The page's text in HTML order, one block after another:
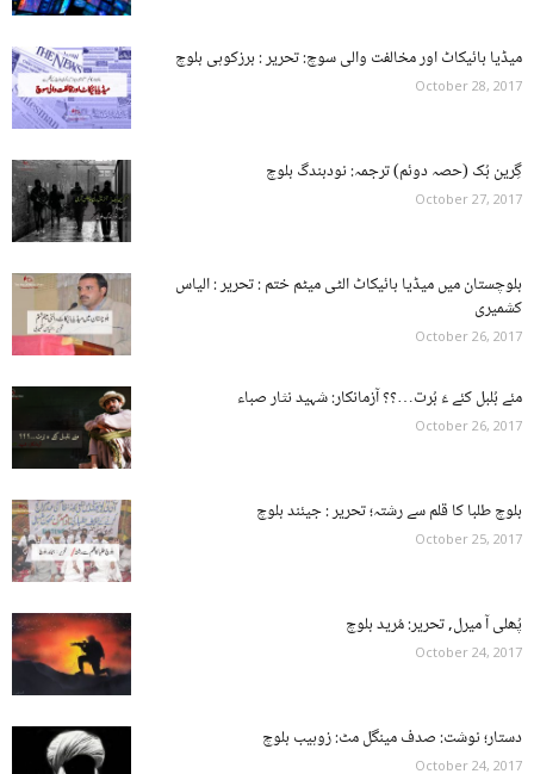
میڈیا بائیکاٹ اور مخالفت والی سوچ: تحریر : برزکوہی بلوچ
October 28, 2017
گِرین بُک (حصہ دوئم) ترجمہ: نودبندگ بلوچ
October 27, 2017
بلوچستان میں میڈیا بائیکاٹ الٹی میٹم ختم : تحریر : الیاس
کشمیری
October 26, 2017
مئے بُلبل کئے ءَ بُرت…؟؟ آزمانکار: شہید نثار صباء
October 26, 2017
بلوچ طلبا کا قلم سے رشتہ؛ تحریر : جیئند بلوچ
October 25, 2017
پُھلی آ میرل, تحریر: مُرید بلوچ
October 24, 2017
دستار؛ نوشت: صدف مینگل مٹ: زوہیب بلوچ
October 24, 2017